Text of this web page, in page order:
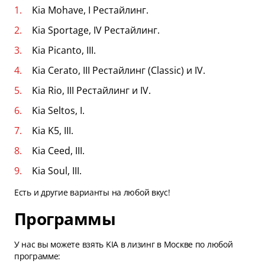
Kia Mohave, I Рестайлинг.
Kia Sportage, IV Рестайлинг.
Kia Picanto, III.
Kia Cerato, III Рестайлинг (Classic) и IV.
Kia Rio, III Рестайлинг и IV.
Kia Seltos, I.
Kia K5, III.
Kia Ceed, III.
Kia Soul, III.
Есть и другие варианты на любой вкус!
Программы
У нас вы можете взять KIA в лизинг в Москве по любой
программе: